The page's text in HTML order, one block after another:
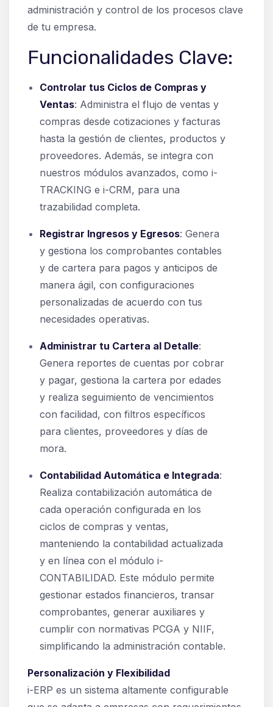
administración y control de los procesos clave
de tu empresa.
Funcionalidades Clave:
Controlar tus Ciclos de Compras y
Ventas: Administra el flujo de ventas y
compras desde cotizaciones y facturas
hasta la gestión de clientes, productos y
proveedores. Además, se integra con
nuestros módulos avanzados, como i-
TRACKING e i-CRM, para una
trazabilidad completa.
Registrar Ingresos y Egresos: Genera
y gestiona los comprobantes contables
y de cartera para pagos y anticipos de
manera ágil, con configuraciones
personalizadas de acuerdo con tus
necesidades operativas.
Administrar tu Cartera al Detalle:
Genera reportes de cuentas por cobrar
y pagar, gestiona la cartera por edades
y realiza seguimiento de vencimientos
con facilidad, con filtros específicos
para clientes, proveedores y días de
mora.
Contabilidad Automática e Integrada:
Realiza contabilización automática de
cada operación configurada en los
ciclos de compras y ventas,
manteniendo la contabilidad actualizada
y en línea con el módulo i-
CONTABILIDAD. Este módulo permite
gestionar estados financieros, transar
comprobantes, generar auxiliares y
cumplir con normativas PCGA y NIIF,
simplificando la administración contable.
Personalización y Flexibilidad
i-ERP es un sistema altamente configurable